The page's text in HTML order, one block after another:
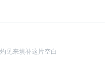
见来填补这片空白